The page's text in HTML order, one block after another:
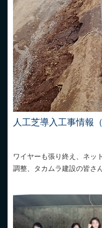
人工芝導入工事情報
ワイヤーも張り終え、ネッ
調整、タカムラ建設の皆さ